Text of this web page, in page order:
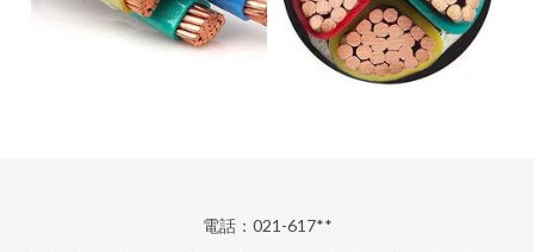
電話：021-617**